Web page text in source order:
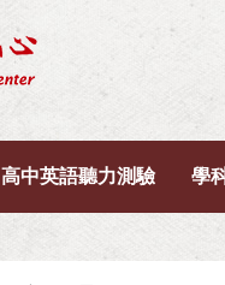
高中英語聽力測驗 學